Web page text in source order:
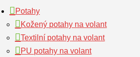
Potahy
Kožený potahy na volant
Textilní potahy na volant
PU potahy na volant